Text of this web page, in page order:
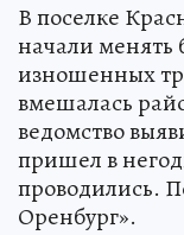
В поселке
начали менять
изношенных
вмешалась
ведомство
пришел в
проводились.
Оренбург».